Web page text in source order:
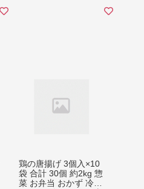
鶏の唐揚げ 3個入×10
袋 合計 30個 約2kg 惣
菜 お弁当 おかず 冷凍